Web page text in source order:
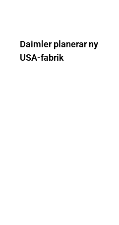
Daimler planerar ny
USA-fabrik